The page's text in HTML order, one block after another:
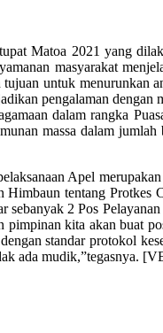
Matoa 2021 yang
masyarakat
untuk menurunkan
pengalaman dengan
dalam rangka
massa dalam
Apel
tentang
2 Pos
kita akan buat
standar protokol
ada mudik,”tegasnya.